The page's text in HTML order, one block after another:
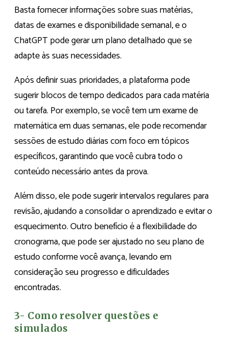
Basta fornecer informações sobre suas matérias,
datas de exames e disponibilidade semanal, e o
ChatGPT pode gerar um plano detalhado que se
adapte às suas necessidades.
Após definir suas prioridades, a plataforma pode
sugerir blocos de tempo dedicados para cada matéria
ou tarefa. Por exemplo, se você tem um exame de
matemática em duas semanas, ele pode recomendar
sessões de estudo diárias com foco em tópicos
específicos, garantindo que você cubra todo o
conteúdo necessário antes da prova.
Além disso, ele pode sugerir intervalos regulares para
revisão, ajudando a consolidar o aprendizado e evitar o
esquecimento. Outro benefício é a flexibilidade do
cronograma, que pode ser ajustado no seu plano de
estudo conforme você avança, levando em
consideração seu progresso e dificuldades
encontradas.
3- Como resolver questões e
simulados